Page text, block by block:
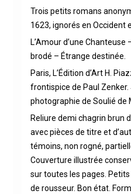
Trois petits romans
1623, ignorés en Occident
L’Amour d’une
brodé – Étrange destinée.
Paris, L’Édition d’Art H.
frontispice de Paul Zenker.
photographie de Soulié de
Reliure demi chagrin brun
avec pièces de titre et
témoins, non rogné,
Couverture illustrée
sur toutes les pages.
de rousseur. Bon état.